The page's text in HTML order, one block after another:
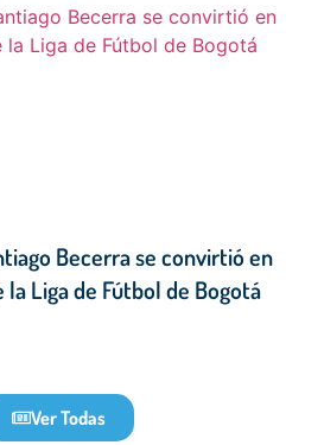
Becerra se convirtió en
Liga de Fútbol de Bogotá
Ver Todas